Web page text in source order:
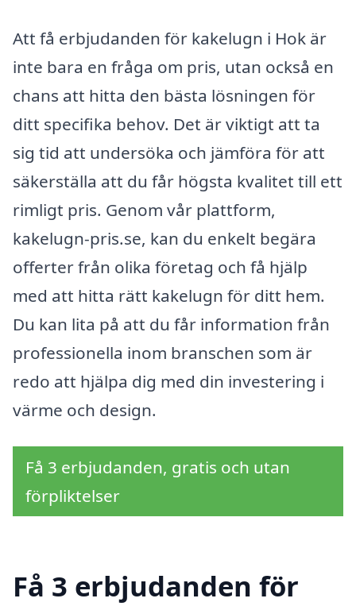
Att få erbjudanden för kakelugn i Hok är
inte bara en fråga om pris, utan också en
chans att hitta den bästa lösningen för
ditt specifika behov. Det är viktigt att ta
sig tid att undersöka och jämföra för att
säkerställa att du får högsta kvalitet till ett
rimligt pris. Genom vår plattform,
kakelugn-pris.se, kan du enkelt begära
offerter från olika företag och få hjälp
med att hitta rätt kakelugn för ditt hem.
Du kan lita på att du får information från
professionella inom branschen som är
redo att hjälpa dig med din investering i
värme och design.
Få 3 erbjudanden, gratis och utan
förpliktelser
Få 3 erbjudanden för